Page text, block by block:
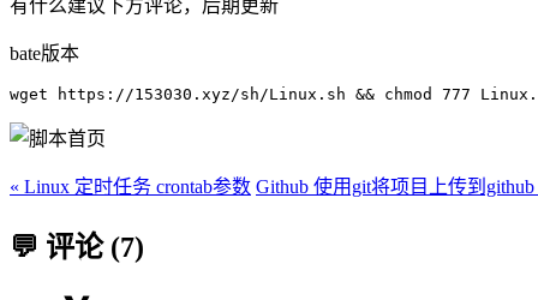
有什么建议下方评论，后期更新
bate版本
« Linux 定时任务 crontab参数 Github 使用git将项目上传到
💬 评论 (7)